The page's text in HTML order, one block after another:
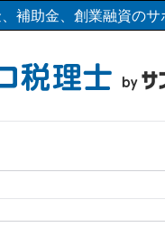
補助金、創業融資の